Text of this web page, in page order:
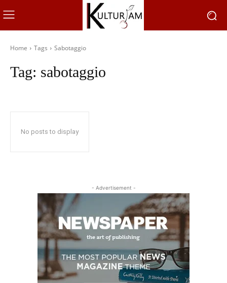
Home Tags Sabotaggio
Tag: sabotaggio
No posts to display
- Advertisement -